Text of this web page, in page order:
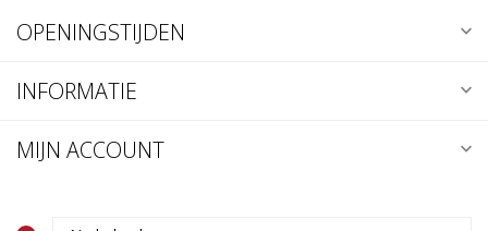
OPENINGSTIJDEN
INFORMATIE
MIJN ACCOUNT